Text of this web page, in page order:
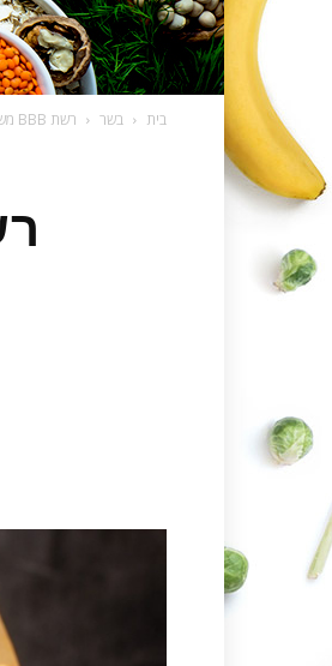
בית בשר רשת BBB משיקה מנת ספיישל – המבורגר ניו יורק במחיר ספיישל –...